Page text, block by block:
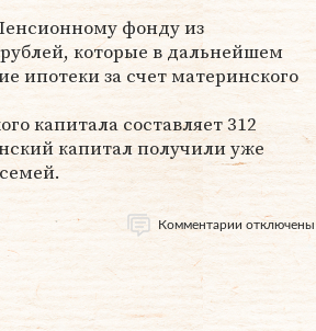
фонду из
которые в дальнейшем
ипотеки за счет материнского
капитала составляет 312
капитал получили уже
Комментарии отключены